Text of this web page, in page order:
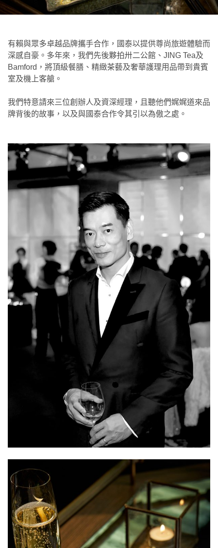
有賴與眾多卓越品牌攜手合作，國泰以提供尊尚旅遊體驗而
深感自豪。多年來，我們先後夥拍卅二公館、JING Tea及
Bamford，將頂級餐膳、精緻茶藝及奢華護理用品帶到貴賓
室及機上客艙。
我們特意請來三位創辦人及資深經理，且聽他們娓娓道來品
牌背後的故事，以及與國泰合作令其引以為傲之處。